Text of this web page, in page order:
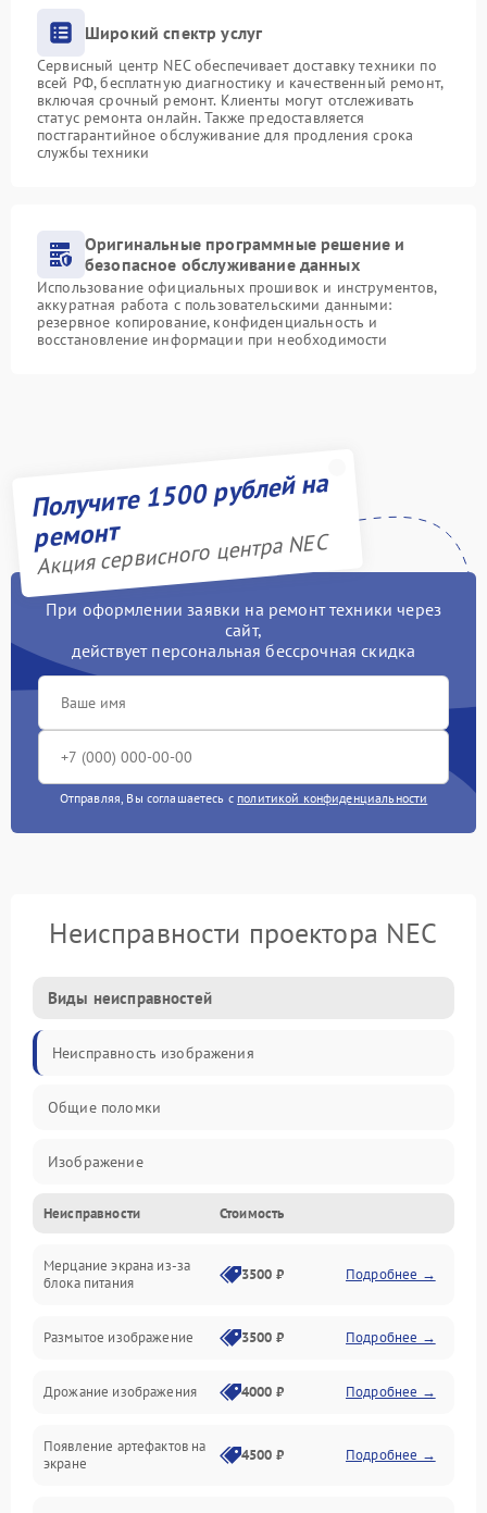
Широкий спектр услуг
Сервисный центр NEC обеспечивает доставку техники по
всей РФ, бесплатную диагностику и качественный ремонт,
включая срочный ремонт. Клиенты могут отслеживать
статус ремонта онлайн. Также предоставляется
постгарантийное обслуживание для продления срока
службы техники
Оригинальные программные решение и
безопасное обслуживание данных
Использование официальных прошивок и инструментов,
аккуратная работа с пользовательскими данными:
резервное копирование, конфиденциальность и
восстановление информации при необходимости
Получите 1500 рублей на
ремонт
Акция сервисного центра NEC
При оформлении заявки на ремонт техники через
сайт,
действует персональная бессрочная скидка
Отправляя, Вы соглашаетесь с политикой конфиденциальности
Неисправности проектора NEC
Виды неисправностей
Неисправность изображения
Общие поломки
Изображение
Лампа подсветки
Неисправность управления и интерфейсов
Неисправности Стоимость
Мерцание экрана из-за
блока питания
3500 ₽ Подробнее →
Размытое изображение 3500 ₽ Подробнее →
Дрожание изображения 4000 ₽ Подробнее →
Появление артефактов на
экране
4500 ₽ Подробнее →